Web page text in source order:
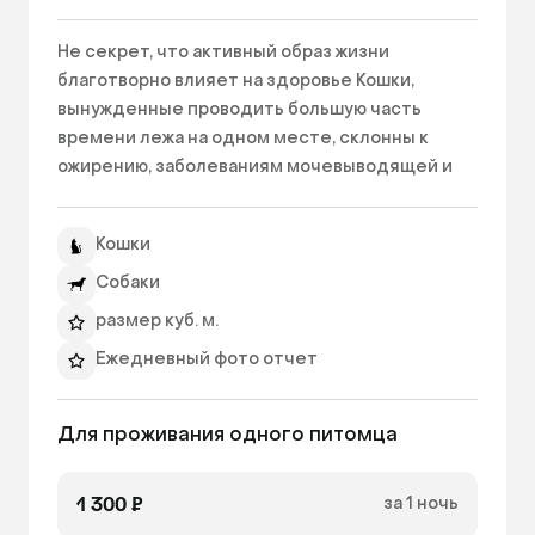
Не секрет, что активный образ жизни
благотворно влияет на здоровье Кошки,
вынужденные проводить большую часть
времени лежа на одном месте, склонны к
ожирению, заболеваниям мочевыводящей и
питомца в идеальной физической форме
просто! Оставляя в нашем отеле питомца,
выбирайте номер категории СуперЛюкс,
знают, насколько кошки любят прыгать, лазить,
протискиваться, карабкаться! Три этажа
развлечений СуперЛюкса позволят
Разнообразные площадки, лестницы, входы,
Кошки
Собаки
размер куб. м.
Ежедневный фото отчет
Уборка 2 раза в день
Фильтрованная вода
увлажнитель воздуха
Для проживания одного питомца
1 300 ₽ за 1 ночь